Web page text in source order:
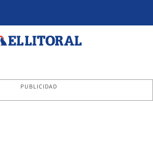
PUBLICIDAD